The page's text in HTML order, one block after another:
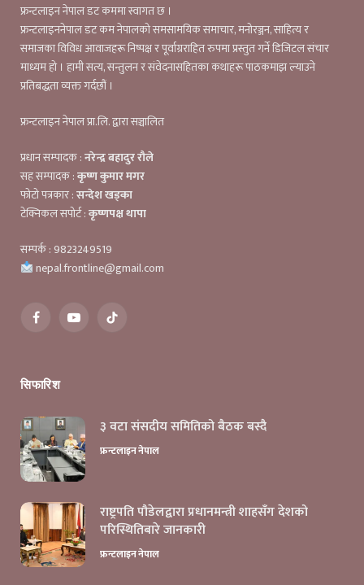
फ्रन्टलाइन नेपाल डट कममा स्वागत छ ।
फ्रन्टलाइननेपाल डट कम नेपालको समसामयिक समाचार, मनोरञ्जन, साहित्य र
समाजका विविध आवाजहरू निष्पक्ष र पूर्वाग्रराहित रुपमा प्रस्तुत गर्ने डिजिटल संचार
माध्यम हो । हामी सत्य, सन्तुलन र संवेदनासहितका कथाहरू पाठकमाझ ल्याउने
प्रतिबद्धता व्यक्त गर्दछौं ।
फ्रन्टलाइन नेपाल प्रा.लि. द्वारा सञ्चालित
प्रधान सम्पादक :नरेन्द्र बहादुर रौले
सह सम्पादक :कृष्ण कुमार मगर
फोटो पत्रकार :सन्देश खड्का
टेक्निकल सपोर्ट :कृष्णपक्ष थापा
सम्पर्क : 9823249519
nepal.frontline@gmail.com
FacebookYouTubeTikTok
सिफारिश
३ वटा संसदीय समितिको बैठक बस्दै
फ्रन्टलाइन नेपाल
राष्ट्रपति पौडेलद्वारा प्रधानमन्त्री शाहसँग देशको
परिस्थितिबारे जानकारी
फ्रन्टलाइन नेपाल